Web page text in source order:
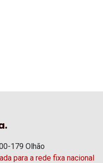
179 Olhão
para a rede fixa nacional